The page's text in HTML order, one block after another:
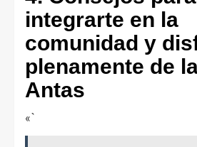
integrarte en la
comunidad y
plenamente de
Antas
«`